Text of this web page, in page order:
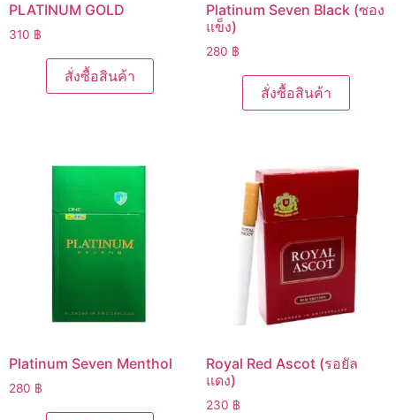
PLATINUM GOLD
310 ฿
สั่งซื้อสินค้า
Platinum Seven Black (ซอง
แข็ง)
280 ฿
สั่งซื้อสินค้า
Platinum Seven Menthol
280 ฿
Royal Red Ascot (รอยัล
แดง)
230 ฿